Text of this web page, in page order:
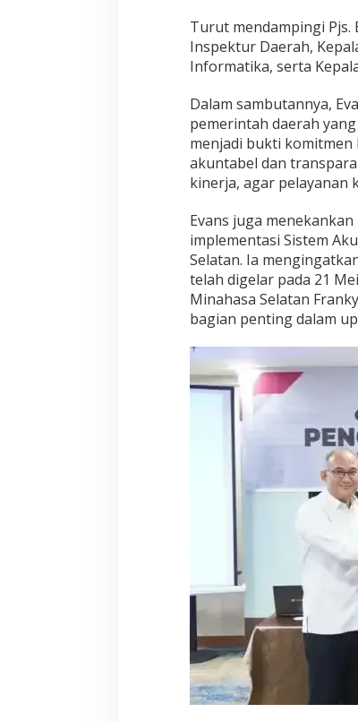
Turut mendampingi Pjs.
Inspektur Daerah,
Informatika, serta
Dalam sambutannya,
pemerintah daerah
menjadi bukti
akuntabel dan
kinerja, agar pelayanan
Evans juga
implementasi Sistem
Selatan. Ia
telah digelar pada 21
Minahasa Selatan
bagian penting dalam